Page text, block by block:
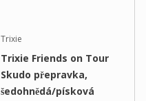
Trixie
Trixie Friends on Tour
Skudo přepravka,
šedohnědá/písková